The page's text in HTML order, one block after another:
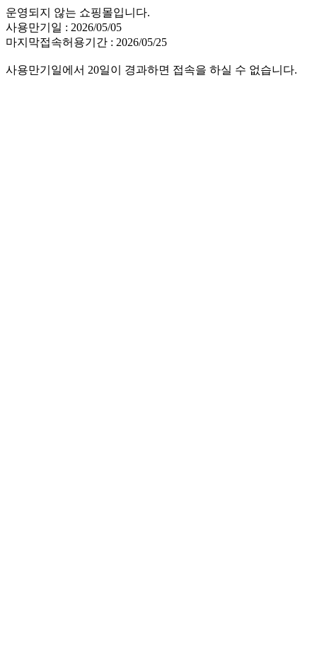
운영되지 않는 쇼핑몰입니다.
사용만기일 : 2026/05/05
마지막접속허용기간 : 2026/05/25
사용만기일에서 20일이 경과하면 접속을 하실 수 없습니다.